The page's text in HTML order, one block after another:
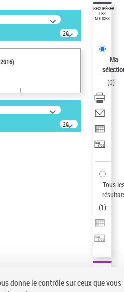
les
20
résultats/page
20
résultats/page
RÉCUPÉRER
LES
NOTICES
Ma
(0)
Tous
(1)
donne le contrôle sur ceux que vous